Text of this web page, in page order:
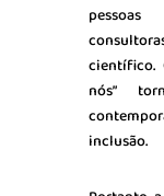
pessoas
científico.
nós”
inclusão.